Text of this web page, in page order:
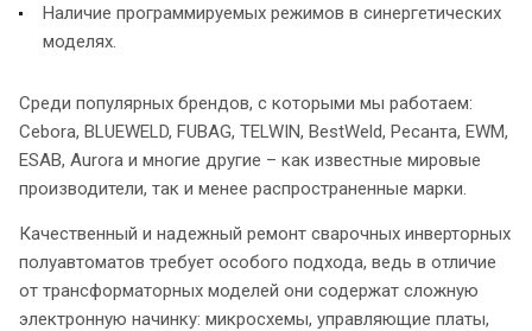
Наличие программируемых режимов в синергетических
моделях.
Среди популярных брендов, с которыми мы работаем:
Cebora, BLUEWELD, FUBAG, TELWIN, BestWeld, Ресанта, EWM,
ESAB, Aurora и многие другие – как известные мировые
производители, так и менее распространенные марки.
Качественный и надежный ремонт сварочных инверторных
полуавтоматов требует особого подхода, ведь в отличие
от трансформаторных моделей они содержат сложную
электронную начинку: микросхемы, управляющие платы,